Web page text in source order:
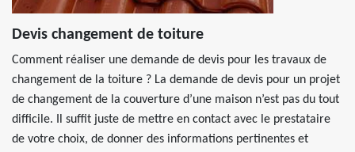
Devis changement de toiture
Comment réaliser une demande de devis pour les travaux de
changement de la toiture ? La demande de devis pour un projet
de changement de la couverture d’une maison n’est pas du tout
difficile. Il suffit juste de mettre en contact avec le prestataire
de votre choix, de donner des informations pertinentes et